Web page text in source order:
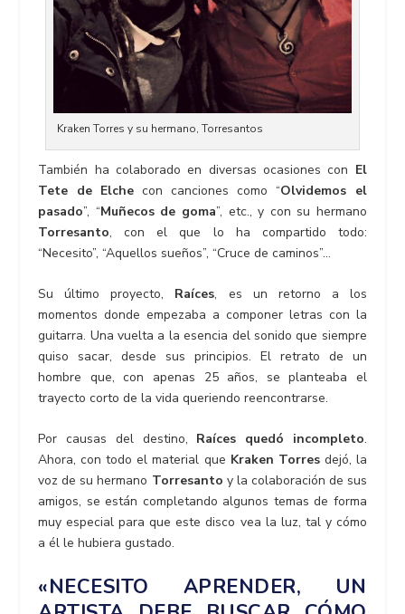
Kraken Torres y su hermano, Torresantos
También ha colaborado en diversas ocasiones con El
Tete de Elchecon canciones como “Olvidemos el
pasado”, “Muñecos de goma”, etc., y con su hermano
Torresanto, con el que lo ha compartido todo:
“Necesito”, “Aquellos sueños”, “Cruce de caminos”…
Su último proyecto, Raíces, es un retorno a los
momentos donde empezaba a componer letras con la
guitarra. Una vuelta a la esencia del sonido que siempre
quiso sacar, desde sus principios. El retrato de un
hombre que, con apenas 25 años, se planteaba el
trayecto corto de la vida queriendo reencontrarse.
Por causas del destino, Raíces quedó incompleto.
Ahora, con todo el material que Kraken Torresdejó, la
voz de su hermano Torresanto y la colaboración de sus
amigos, se están completando algunos temas de forma
muy especial para que este disco vea la luz, tal y cómo
a él le hubiera gustado.
«NECESITO APRENDER, UN